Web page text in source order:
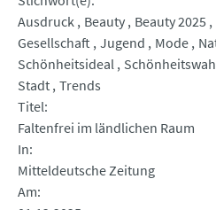
Ausdruck Beauty Beauty 2025
Gesellschaft Jugend Mode
Schönheitsideal
Stadt Trends
Titel
Faltenfrei im ländlichen Raum
In
Mitteldeutsche Zeitung
Am